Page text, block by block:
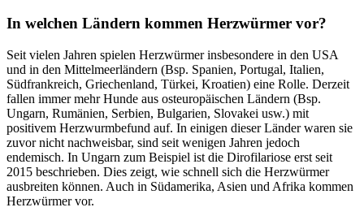
In welchen Ländern kommen Herzwürmer vor?
Seit vielen Jahren spielen Herzwürmer insbesondere in den USA
und in den Mittelmeerländern (Bsp. Spanien, Portugal, Italien,
Südfrankreich, Griechenland, Türkei, Kroatien) eine Rolle. Derzeit
fallen immer mehr Hunde aus osteuropäischen Ländern (Bsp.
Ungarn, Rumänien, Serbien, Bulgarien, Slovakei usw.) mit
positivem Herzwurmbefund auf. In einigen dieser Länder waren sie
zuvor nicht nachweisbar, sind seit wenigen Jahren jedoch
endemisch. In Ungarn zum Beispiel ist die Dirofilariose erst seit
2015 beschrieben. Dies zeigt, wie schnell sich die Herzwürmer
ausbreiten können. Auch in Südamerika, Asien und Afrika kommen
Herzwürmer vor.